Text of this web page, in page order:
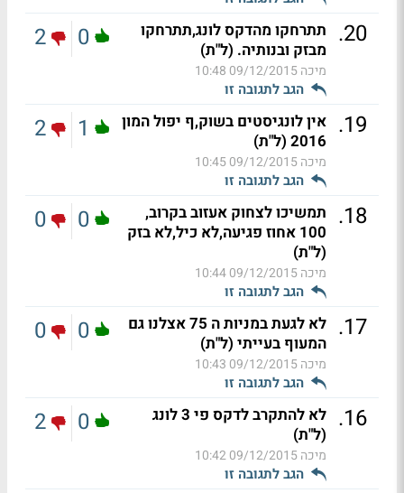
20
. תתרחקו מהדקס לונג,תתרחקו
מבזק ובנותיה. (ל"ת)
מיכה09/12/2015 10:48
הגב לתגובה זו
0
2
19
. אין לונגיסטים בשוק,ף יפול המון
2016 (ל"ת)
מיכה09/12/2015 10:45
הגב לתגובה זו
1
2
18
. תמשיכו לצחוק אעזוב בקרוב,
100 אחוז פגיעה,לא כיל,לא בזק
(ל"ת)
מיכה09/12/2015 10:44
הגב לתגובה זו
0
0
17
.
לא לגעת במניות ה 75 אצלנו גם
המעוף בעייתי (ל"ת)
מיכה09/12/2015 10:43
הגב לתגובה זו
0
0
16
.
לא להתקרב לדקס פי 3 לונג
(ל"ת)
מיכה09/12/2015 10:42
הגב לתגובה זו
0
2